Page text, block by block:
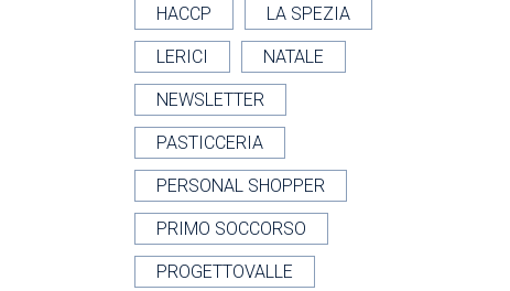
HACCP LA SPEZIA
LERICI NATALE
NEWSLETTER
PASTICCERIA
PERSONAL SHOPPER
PRIMO SOCCORSO
PROGETTOVALLE